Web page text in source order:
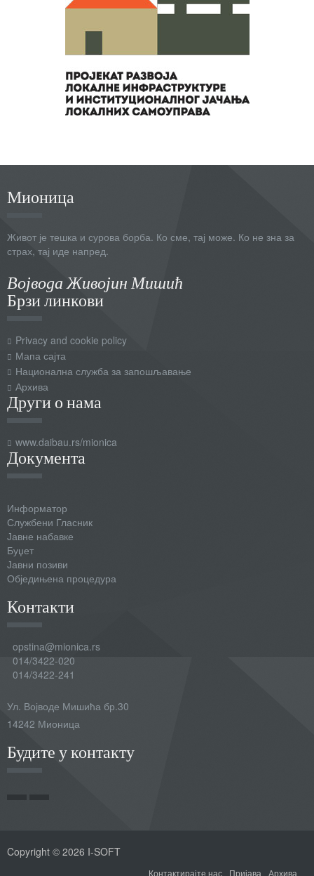
Мионица
Живот је тешка и сурова борба. Ко сме, тај може. Ко не зна за
страх, тај иде напред.
Војвода Живојин Мишић
Брзи линкови
Privacy and cookie policy
Мапа сајта
Национална служба за запошљавање
Архива
Други о нама
www.daibau.rs/mionica
Документа
Информатор
Службени Гласник
Јавне набавке
Буџет
Јавни позиви
Обједињена процедура
Контакти
opstina@mionica.rs
014/3422-020
014/3422-241
Ул. Војводе Мишића бр.30
14242 Мионица
Будите у контакту
Copyright © 2026 I-SOFT
Контактирајте нас Пријава Архива